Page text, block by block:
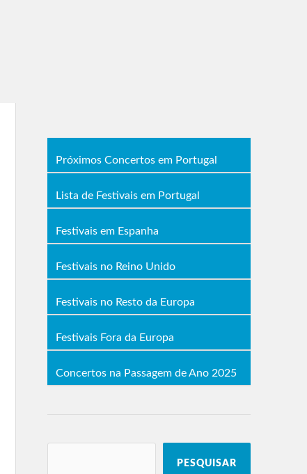
Próximos Concertos em Portugal
Lista de Festivais em Portugal
Festivais em Espanha
Festivais no Reino Unido
Festivais no Resto da Europa
Festivais Fora da Europa
Concertos na Passagem de Ano 2025
PESQUISAR